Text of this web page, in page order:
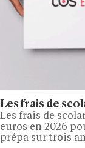
Les frais de
Les frais de
euros en 2026
prépa sur trois